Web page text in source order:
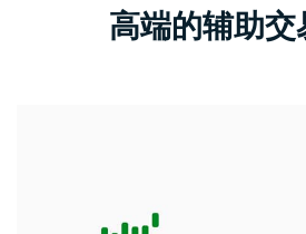
高端的辅助交